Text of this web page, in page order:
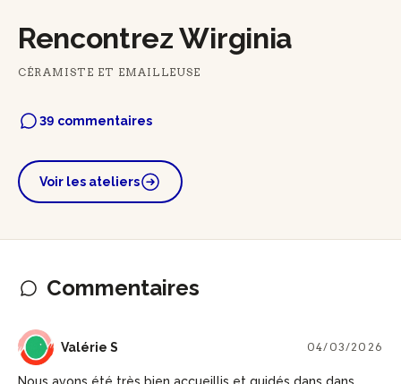
Rencontrez Wirginia
CÉRAMISTE ET EMAILLEUSE
39 commentaires
Voir les ateliers
Commentaires
VS Valérie S 04/03/2026